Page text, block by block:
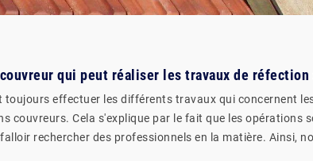
qui peut réaliser les travaux de
toujours effectuer les différents travaux qui concernent
couvreurs. Cela s'explique par le fait que les
rechercher des professionnels en la matière. Ainsi,